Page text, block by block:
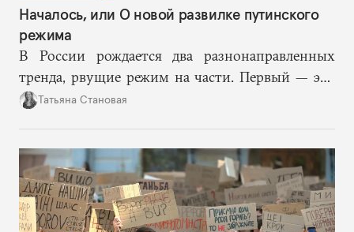
Началось, или О новой развилке путинского
режима
В России рождается два разнонаправленных
тренда, рвущие режим на части. Первый — это
путинская логика войны, где эскалация влечет за
возможностей, на компетентность в принятии
решений и адекватное целеполагание.
Татьяна Становая